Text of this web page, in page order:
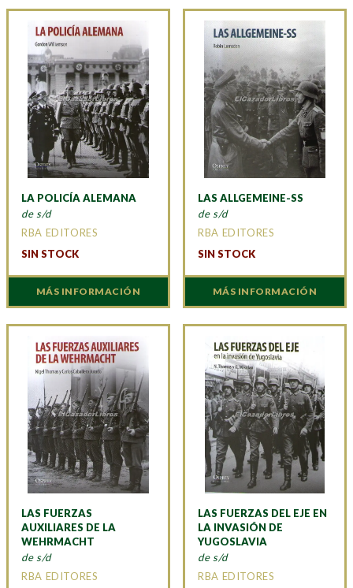
LA POLICÍA ALEMANA
de s/d
RBA EDITORES
SIN STOCK
MÁS INFORMACIÓN
LAS ALLGEMEINE-SS
de s/d
RBA EDITORES
SIN STOCK
MÁS INFORMACIÓN
LAS FUERZAS
AUXILIARES DE LA
WEHRMACHT
de s/d
RBA EDITORES
LAS FUERZAS DEL EJE EN
LA INVASIÓN DE
YUGOSLAVIA
de s/d
RBA EDITORES